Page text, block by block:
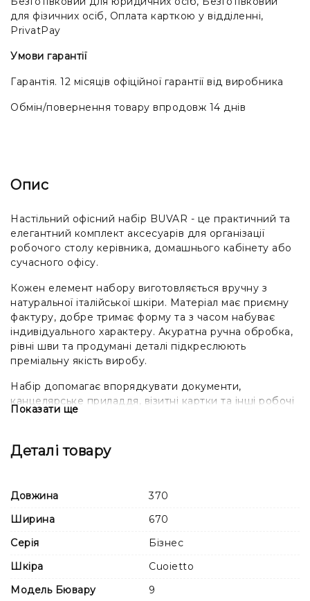
для фізичних осіб, Оплата карткою у відділенні,
PrivatPay
Умови гарантії
Гарантія. 12 місяців офіційної гарантії від виробника
Обмін/повернення товару впродовж 14 днів
Опис
Настільний офісний набір BUVAR - це практичний та
елегантний комплект аксесуарів для організації
робочого столу керівника, домашнього кабінету або
сучасного офісу.
Кожен елемент набору виготовляється вручну з
натуральної італійської шкіри. Матеріал має приємну
фактуру, добре тримає форму та з часом набуває
індивідуального характеру. Акуратна ручна обробка,
рівні шви та продумані деталі підкреслюють
преміальну якість виробу.
Набір допомагає впорядкувати документи,
канцелярське приладдя, візитні картки та інші робочі
аксесуари. Усі предмети виконані в єдиному стилі та
Розташування, форма та кількість предметів можуть
характеристиках товару та на фотографіях.
Настільний набір BUVAR стане функціональним
доповненням робочого простору та доречним
або власника компанії.
Через натуральне походження шкіри її відтінок,
Показати ще
Деталі товару
Довжина
370
Ширина
670
Серія
Бізнес
Шкіра
Cuoietto
Модель Бювару
9